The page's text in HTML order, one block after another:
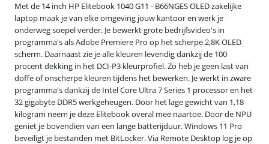
Met de 14 inch HP Elitebook 1040 G11 - B66NGES OLED zakelijke
laptop maak je van elke omgeving jouw kantoor en werk je
onderweg soepel verder. Je bewerkt grote bedrijfsvideo's in
programma's als Adobe Premiere Pro op het scherpe 2,8K OLED
scherm. Daarnaast zie je alle kleuren levendig dankzij de 100
procent dekking in het DCI-P3 kleurprofiel. Zo heb je geen last van
doffe of onscherpe kleuren tijdens het bewerken. Je werkt in zware
programma's dankzij de Intel Core Ultra 7 Series 1 processor en het
32 gigabyte DDR5 werkgeheugen. Door het lage gewicht van 1,18
kilogram neem je deze Elitebook overal mee naartoe. Door de NPU
geniet je bovendien van een lange batterijduur. Windows 11 Pro
beveiligt je bestanden met BitLocker. Via Remote Desktop log je op